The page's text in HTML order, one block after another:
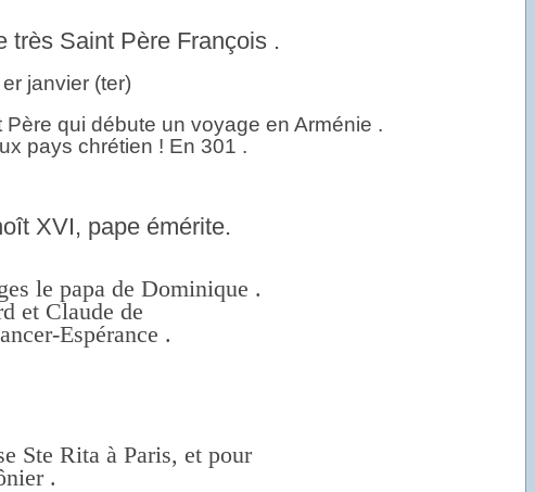
très Saint Père François .
Père qui débute un voyage en Arménie .
pays chrétien ! En 301 .
XVI, pape émérite.
le papa de Dominique .
et Claude de
Espérance .
Ste Rita à Paris, et pour
.